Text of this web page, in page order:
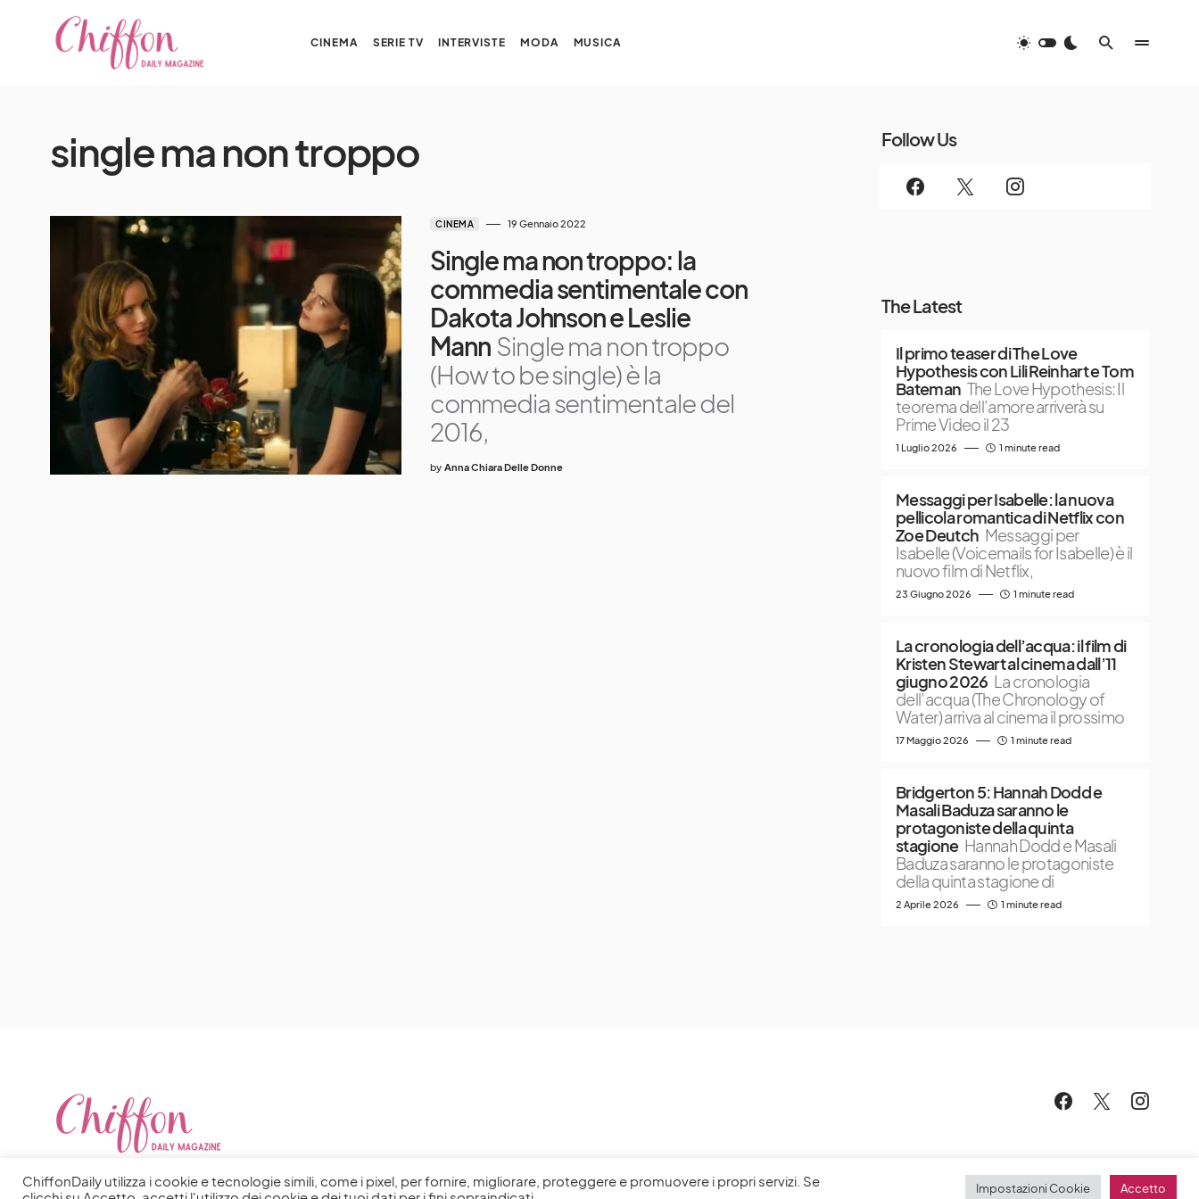
CINEMA SERIE TV INTERVISTE MODA MUSICA
single ma non troppo
CINEMA 19 Gennaio 2022
Single ma non troppo: la
commedia sentimentale con
Dakota Johnson e Leslie
Mann Single ma non troppo
(How to be single) è la
commedia sentimentale del
2016,
by Anna Chiara Delle Donne
Follow Us
The Latest
Il primo teaser di The Love
Hypothesis con Lili Reinhart e Tom
Bateman The Love Hypothesis: Il
teorema dell’amore arriverà su
Prime Video il 23
1 Luglio 2026 1 minute read
Messaggi per Isabelle: la nuova
pellicola romantica di Netflix con
Zoe Deutch Messaggi per
Isabelle (Voicemails for Isabelle) è il
nuovo film di Netflix,
23 Giugno 2026 1 minute read
La cronologia dell’acqua: il film di
Kristen Stewart al cinema dall’11
giugno 2026 La cronologia
dell’acqua (The Chronology of
Water) arriva al cinema il prossimo
17 Maggio 2026 1 minute read
Bridgerton 5: Hannah Dodd e
Masali Baduza saranno le
protagoniste della quinta
stagione Hannah Dodd e Masali
Baduza saranno le protagoniste
della quinta stagione di
2 Aprile 2026 1 minute read
ChiffonDaily utilizza i cookie e tecnologie simili, come i pixel, per fornire, migliorare, proteggere e promuovere i propri servizi. Se
Impostazioni Cookie Accetto